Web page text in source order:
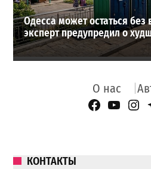
Одесса может остаться
эксперт предупредил о
О нас
Facebook
КОНТАКТЫ